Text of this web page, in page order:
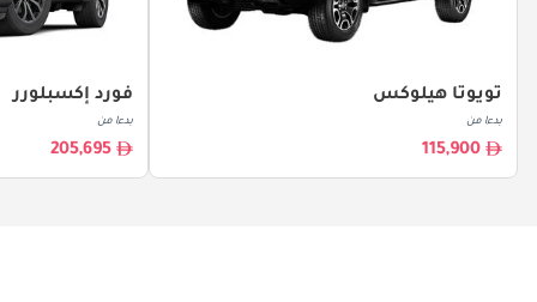
تويوتا هيلوكس
بدءا من
115,900
فورد إكسبلورر
بدءا من
205,695